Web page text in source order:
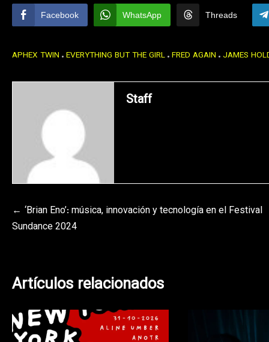
Facebook WhatsApp Threads
APHEX TWIN EVERYTHING BUT THE GIRL FRED AGAIN JAMES
Staff
Navegación
de
‘Brian Eno’: música, innovación y tecnología en el Festival
Sundance 2024
Artículos relacionados